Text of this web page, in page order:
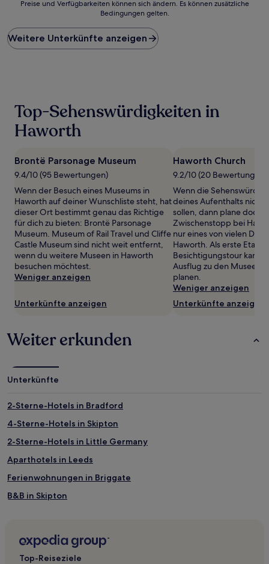
Preis
pro
Nacht,
24 Stunden
einen
Aufenthalt
1 Übernachtung
2 Erwachsenen
gefunden
wurde.
Preise
und
Verfügbarkeiten
können
sich
ändern.
Es
Bedingungen
Preise und Verfügbarkeiten können sich ändern. Es können zusätzliche
Bedingungen gelten.
Weitere Unterkünfte anzeigen
Top-Sehenswürdigkeiten in
Haworth
Brontë Parsonage Museum
9.4/10 (95 Bewertungen)
Wenn der Besuch eines Museums in
Haworth auf deiner Wunschliste steht, hat
dieser Ort bestimmt genau das Richtige
für dich zu bieten: Brontë Parsonage
Museum. Museum of Rail Travel und Cliffe
Castle Museum sind nicht weit entfernt,
wenn du weitere Museen in Haworth
besuchen möchtest.
Weniger anzeigen
Unterkünfte anzeigen
Haworth Church
9.2/10 (20 Bewertungen)
Wenn die
deines Aufenthalts nicht
sollen, dann plane doch
Zwischenstopp bei
nur eines von vielen
Haworth. Als erste
Besichtigungstour
Ausflug zu den Museen
planen.
Weniger anzeigen
Unterkünfte anzeigen
Weiter erkunden
Unterkünfte
2-Sterne-Hotels in Bradford
4-Sterne-Hotels in Skipton
2-Sterne-Hotels in Little Germany
Aparthotels in Leeds
Ferienwohnungen in Briggate
B&B in Skipton
Gasthöfe in Langsett Reservoir
Top-Reiseziele